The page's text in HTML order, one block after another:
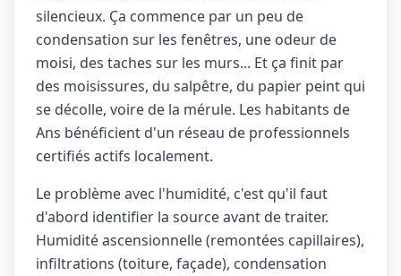
silencieux. Ça commence par un peu de
condensation sur les fenêtres, une odeur de
moisi, des taches sur les murs... Et ça finit par
des moisissures, du salpêtre, du papier peint qui
se décolle, voire de la mérule. Les habitants de
Ans bénéficient d'un réseau de professionnels
certifiés actifs localement.
Le problème avec l'humidité, c'est qu'il faut
d'abord identifier la source avant de traiter.
Humidité ascensionnelle (remontées capillaires),
infiltrations (toiture, façade), condensation